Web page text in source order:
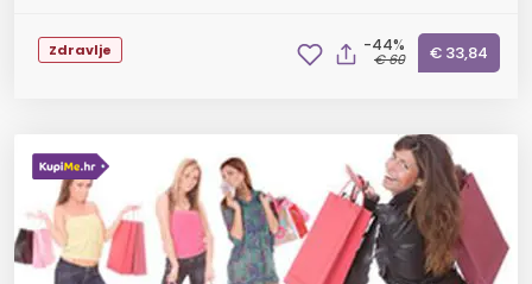
Zdravlje -44%
€ 60 € 33,84